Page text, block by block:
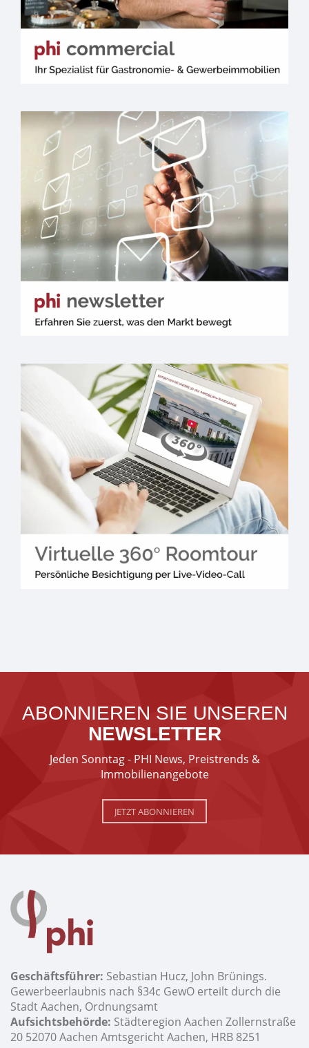
ABONNIEREN SIE UNSEREN
NEWSLETTER
Jeden Sonntag - PHI News, Preistrends &
Immobilienangebote
JETZT ABONNIEREN
Geschäftsführer: Sebastian Hucz, John Brünings.
Gewerbeerlaubnis nach §34c GewO erteilt durch die
Stadt Aachen, Ordnungsamt
Aufsichtsbehörde: Städteregion Aachen Zollernstraße
20 52070 Aachen Amtsgericht Aachen, HRB 8251